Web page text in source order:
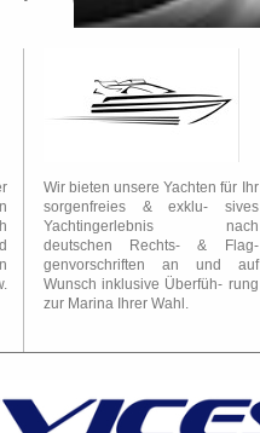
Wir bieten unsere Yachten für Ihr
sorgenfreies & exklu- sives
Yachtingerlebnis nach
deutschen Rechts- & Flag-
genvorschriften an und auf
Wunsch inklusive Überfüh- rung
zur Marina Ihrer Wahl.